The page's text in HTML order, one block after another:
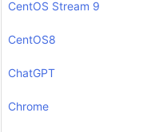
CentOS Stream 9
CentOS8
ChatGPT
Chrome